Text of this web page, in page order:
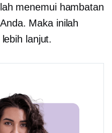
menemui hambatan
Maka inilah
lanjut.